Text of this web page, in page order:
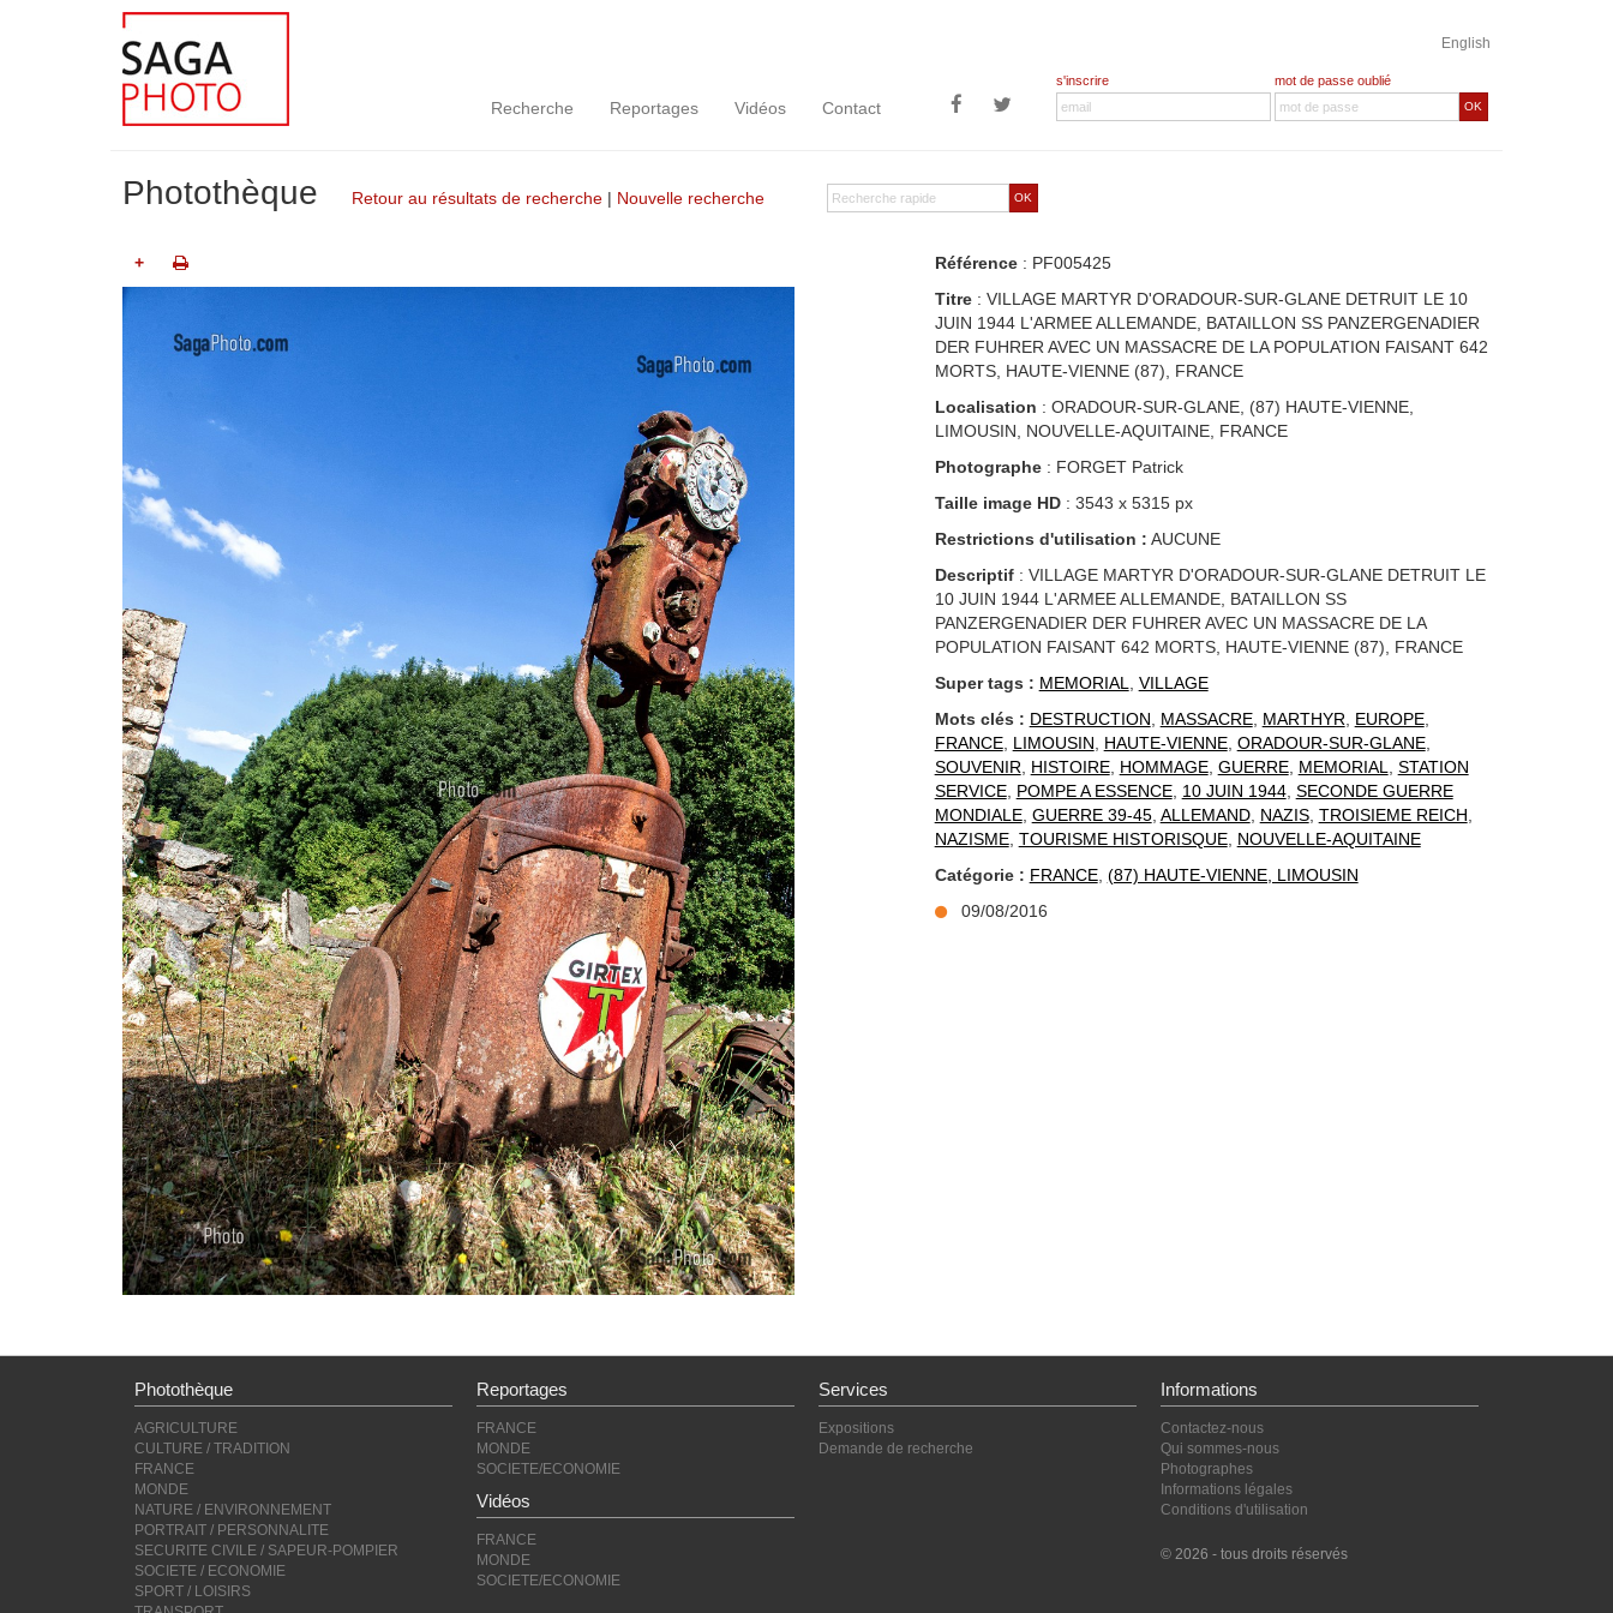
English
Recherche Reportages Vidéos Contact
s'inscrire mot de passe oublié
OK
OK
Photothèque Retour au résultats de recherche | Nouvelle recherche
+ Référence: PF005425
Titre: VILLAGE MARTYR D'ORADOUR-SUR-GLANE DETRUIT LE 10
JUIN 1944 L'ARMEE ALLEMANDE, BATAILLON SS PANZERGENADIER
DER FUHRER AVEC UN MASSACRE DE LA POPULATION FAISANT 642
MORTS, HAUTE-VIENNE (87), FRANCE
Localisation : ORADOUR-SUR-GLANE, (87) HAUTE-VIENNE,
LIMOUSIN, NOUVELLE-AQUITAINE, FRANCE
Photographe: FORGET Patrick
Taille image HD: 3543 x 5315 px
Restrictions d'utilisation : AUCUNE
Descriptif: VILLAGE MARTYR D'ORADOUR-SUR-GLANE DETRUIT LE
10 JUIN 1944 L'ARMEE ALLEMANDE, BATAILLON SS
PANZERGENADIER DER FUHRER AVEC UN MASSACRE DE LA
POPULATION FAISANT 642 MORTS, HAUTE-VIENNE (87), FRANCE
Super tags : MEMORIAL
VILLAGE
Mots clés : DESTRUCTION MASSACRE, MARTHYR EUROPE,
FRANCE, LIMOUSIN HAUTE-VIENNE, ORADOUR-SUR-GLANE,
SOUVENIR
HISTOIRE, HOMMAGE, GUERRE, MEMORIAL
STATION
SERVICE, POMPE A ESSENCE, 10 JUIN 1944, SECONDE GUERRE
MONDIALE, GUERRE 39-45, ALLEMAND, NAZIS, TROISIEME REICH
NAZISME, TOURISME HISTORISQUE, NOUVELLE-AQUITAINE
Catégorie : FRANCE, (87) HAUTE-VIENNE, LIMOUSIN
09/08/2016
Photothèque
AGRICULTURE
CULTURE / TRADITION
FRANCE
MONDE
NATURE / ENVIRONNEMENT
PORTRAIT / PERSONNALITE
SECURITE CIVILE / SAPEUR-POMPIER
SOCIETE / ECONOMIE
SPORT / LOISIRS
Reportages
FRANCE
MONDE
SOCIETE/ECONOMIE
Vidéos
FRANCE
MONDE
SOCIETE/ECONOMIE
Services
Expositions
Demande de recherche
Informations
Contactez-nous
Qui sommes-nous
Photographes
Informations légales
Conditions d'utilisation
© 2026 - tous droits réservés